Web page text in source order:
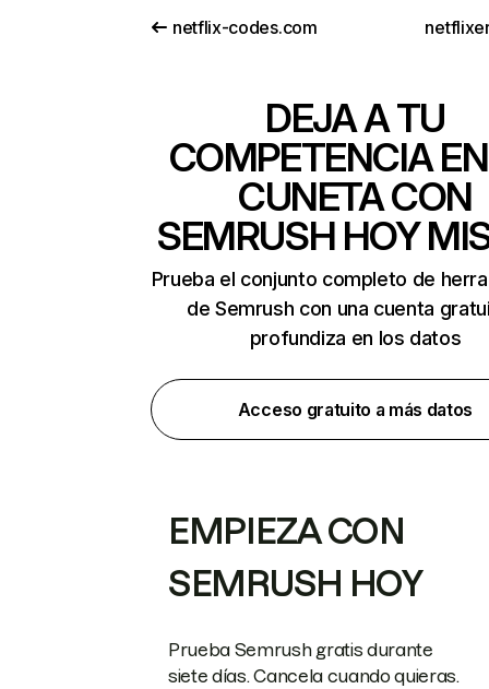
netflix-codes.com
DEJA A TU
COMPETENCIA
CUNETA CON
SEMRUSH HOY
Prueba el conjunto completo de
de Semrush con una cuenta
profundiza en los datos
Acceso gratuito a más datos
EMPIEZA CON
SEMRUSH HOY
Prueba Semrush gratis durante
siete días. Cancela cuando quieras.